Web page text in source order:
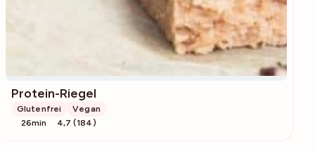
Protein-Riegel
Glutenfrei
Vegan
26min
4,7 (184)